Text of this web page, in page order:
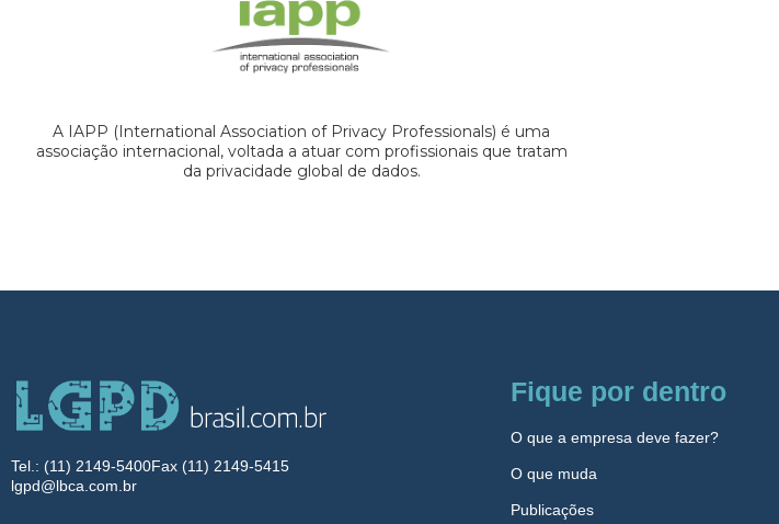
A IAPP (International Association of Privacy Professionals) é uma
associação internacional, voltada a atuar com profissionais que tratam
da privacidade global de dados.
Tel.: (11) 2149-5400Fax (11) 2149-5415
lgpd@lbca.com.br
Fique por dentro
O que a empresa deve fazer?
O que muda
Publicações